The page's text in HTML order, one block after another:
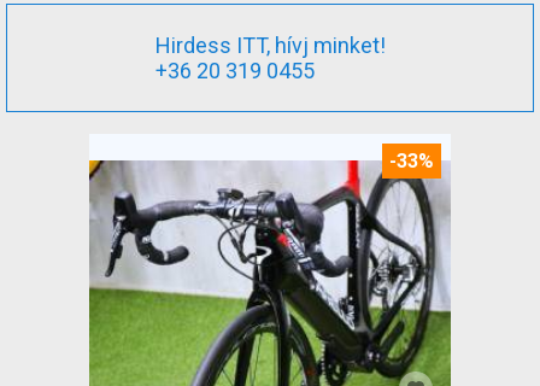
Hirdess ITT, hívj minket!
+36 20 319 0455
-33%